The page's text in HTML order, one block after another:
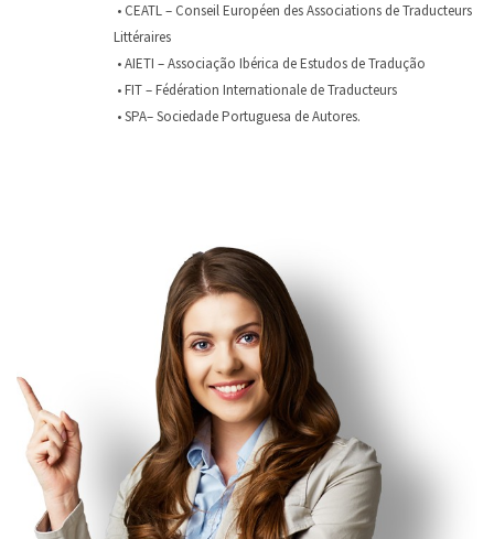
• CEATL – Conseil Européen des Associations de Traducteurs
Littéraires
• AIETI – Associação Ibérica de Estudos de Tradução
• FIT – Fédération Internationale de Traducteurs
• SPA– Sociedade Portuguesa de Autores.